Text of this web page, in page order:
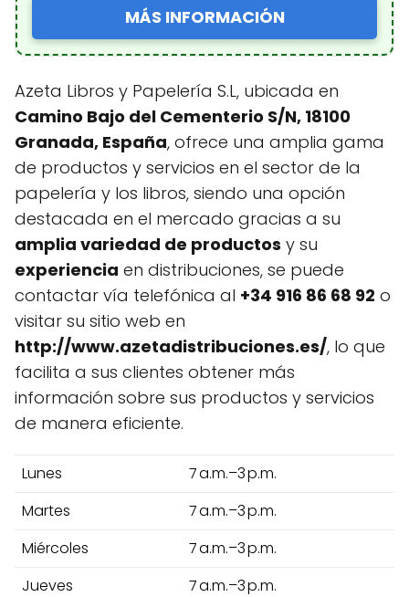
MÁS INFORMACIÓN
Azeta Libros y Papelería S.L, ubicada en
Camino Bajo del Cementerio S/N, 18100
Granada, España, ofrece una amplia gama
de productos y servicios en el sector de la
papelería y los libros, siendo una opción
destacada en el mercado gracias a su
amplia variedad de productos y su
experiencia en distribuciones, se puede
contactar vía telefónica al +34 916 86 68 92 o
visitar su sitio web en
http://www.azetadistribuciones.es/, lo que
facilita a sus clientes obtener más
información sobre sus productos y servicios
de manera eficiente.
Lunes
7 a.m.–3 p.m.
Martes
7 a.m.–3 p.m.
Miércoles
7 a.m.–3 p.m.
Jueves
7 a.m.–3 p.m.